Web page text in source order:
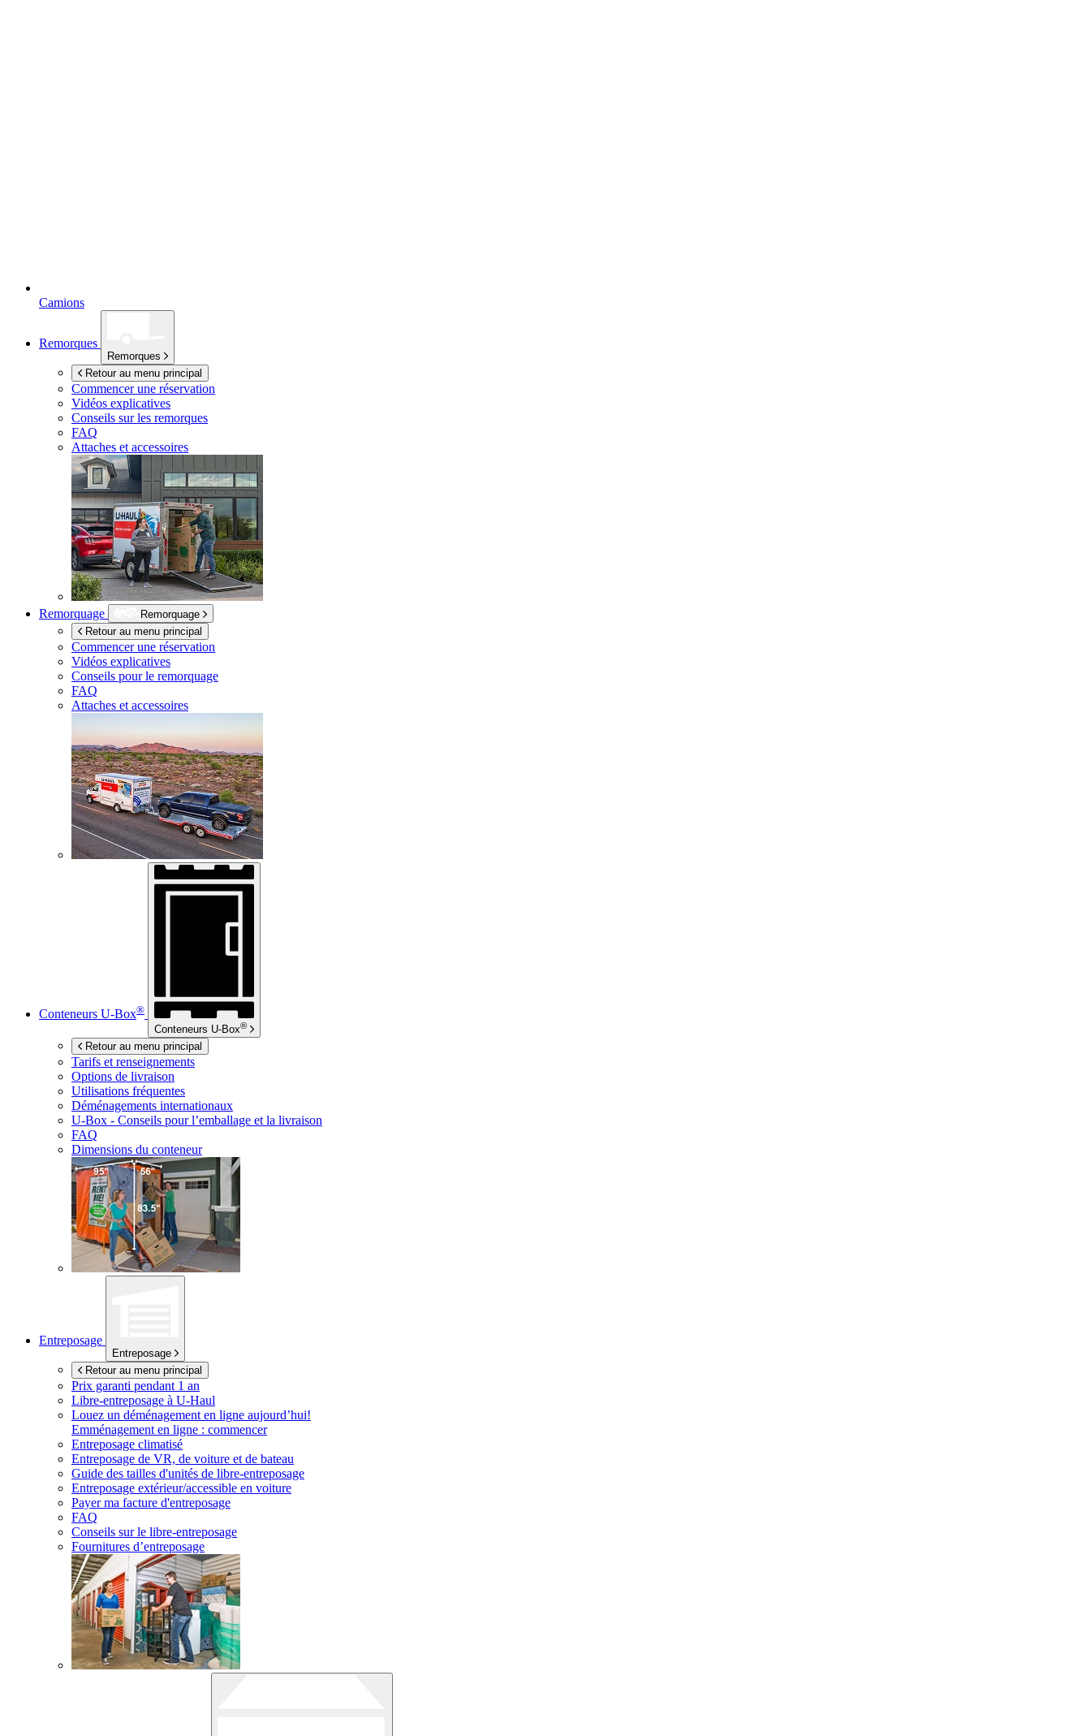
Camions
Remorques
Remorques
Retour au menu principal
Commencer une réservation
Vidéos explicatives
Conseils sur les remorques
FAQ
Attaches et accessoires
Remorquage
Remorquage
Retour au menu principal
Commencer une réservation
Vidéos explicatives
Conseils pour le remorquage
FAQ
Attaches et accessoires
Conteneurs U-Box®
Conteneurs U-Box®
Retour au menu principal
Tarifs et renseignements
Options de livraison
Utilisations fréquentes
Déménagements internationaux
U-Box - Conseils pour l’emballage et la livraison
FAQ
Dimensions du conteneur
Entreposage
Entreposage
Retour au menu principal
Prix garanti pendant 1 an
Libre-entreposage à U-Haul
Louez un déménagement en ligne aujourd’hui!
Emménagement en ligne : commencer
Entreposage climatisé
Entreposage de VR, de voiture et de bateau
Guide des tailles d'unités de libre-entreposage
Entreposage extérieur/accessible en voiture
Payer ma facture d'entreposage
FAQ
Conseils sur le libre-entreposage
Fournitures d’entreposage